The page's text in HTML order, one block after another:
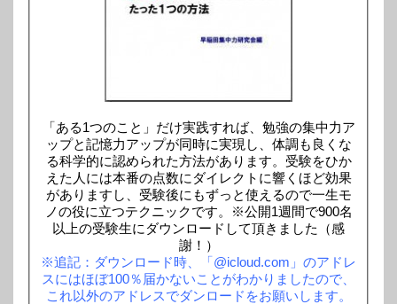
「ある1つのこと」だけ実践すれば、勉強の集中力ア
ップと記憶力アップが同時に実現し、体調も良くな
る科学的に認められた方法があります。受験をひか
えた人には本番の点数にダイレクトに響くほど効果
がありますし、受験後にもずっと使えるので一生モ
ノの役に立つテクニックです。※公開1週間で900名
以上の受験生にダウンロードして頂きました（感
謝！）
※追記：ダウンロード時、「@icloud.com」のアドレ
スにはほぼ100％届かないことがわかりましたので、
これ以外のアドレスでダンロードをお願いします。